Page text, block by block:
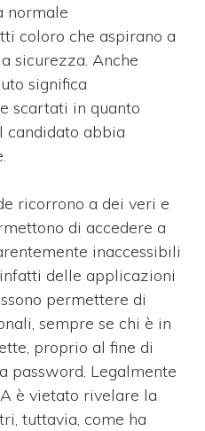
normale
coloro che aspirano a
sicurezza. Anche
significa
scartati in quanto
candidato abbia
ricorrono a dei veri e
di accedere a
inaccessibili
delle applicazioni
permettere di
sempre se chi è in
proprio al fine di
password. Legalmente
è vietato rivelare la
tuttavia, come ha